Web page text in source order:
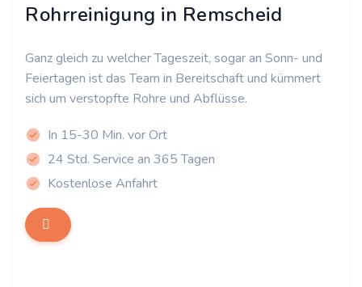
Rohrreinigung in Remscheid
Ganz gleich zu welcher Tageszeit, sogar an Sonn- und
Feiertagen ist das Team in Bereitschaft und kümmert
sich um verstopfte Rohre und Abflüsse.
In 15-30 Min. vor Ort
24 Std. Service an 365 Tagen
Kostenlose Anfahrt